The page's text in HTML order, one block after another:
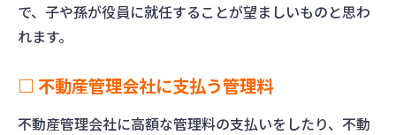
で、子や孫が役員に就任することが望ましいものと思わ
れます。
□ 不動産管理会社に支払う管理料
不動産管理会社に高額な管理料の支払いをしたり、不動